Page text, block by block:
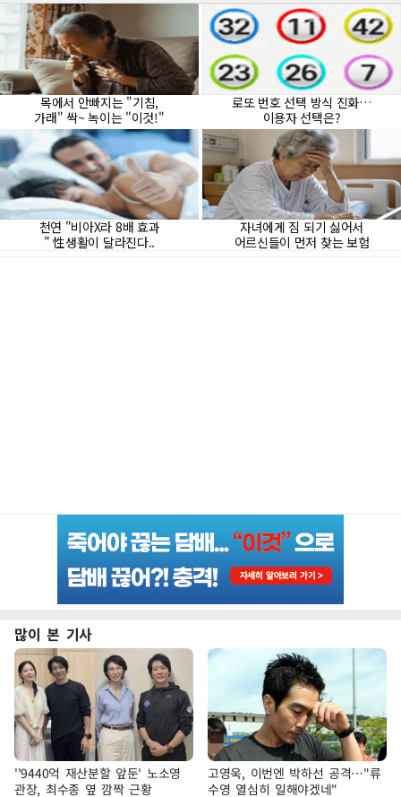
많이 본 기사
''9440억 재산분할 앞둔' 노소영
관장, 최수종 옆 깜짝 근황
고영욱, 이번엔 박하선 공격…"류
수영 열심히 일해야겠네"